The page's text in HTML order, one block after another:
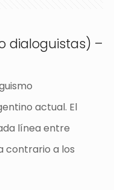
dialoguistas) –
actual. El
línea entre
contrario a los